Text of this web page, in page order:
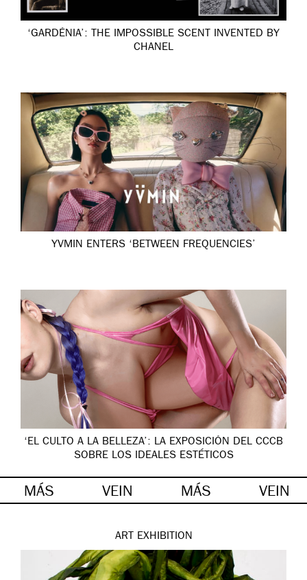
‘GARDÉNIA’: THE IMPOSSIBLE SCENT INVENTED BY
CHANEL
YVMIN ENTERS ‘BETWEEN FREQUENCIES’
‘EL CULTO A LA BELLEZA’: LA EXPOSICIÓN DEL CCCB
SOBRE LOS IDEALES ESTÉTICOS
MÁS VEIN MÁS VEIN
ART EXHIBITION